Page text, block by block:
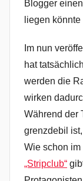
Blogger
liegen
Im nun
hat
werden die
wirken
Während der
grenzdebil
Wie schon
„Stripclub“